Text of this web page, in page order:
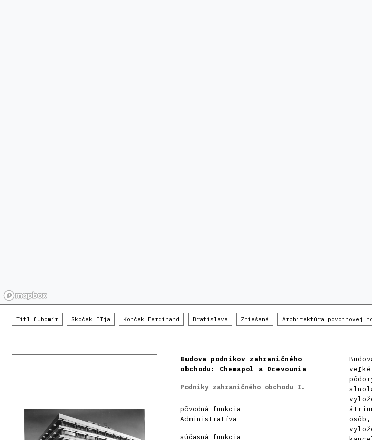
Titl Ľubomír Skoček Iľja Konček Ferdinand Bratislava Zmiešaná Architektúra povojnovej
Budova podnikov zahraničného
obchodu: Chemapol a Drevounia
Podniky zahraničného obchodu I.
pôvodná funkcia
Administratíva
súčasná funkcia